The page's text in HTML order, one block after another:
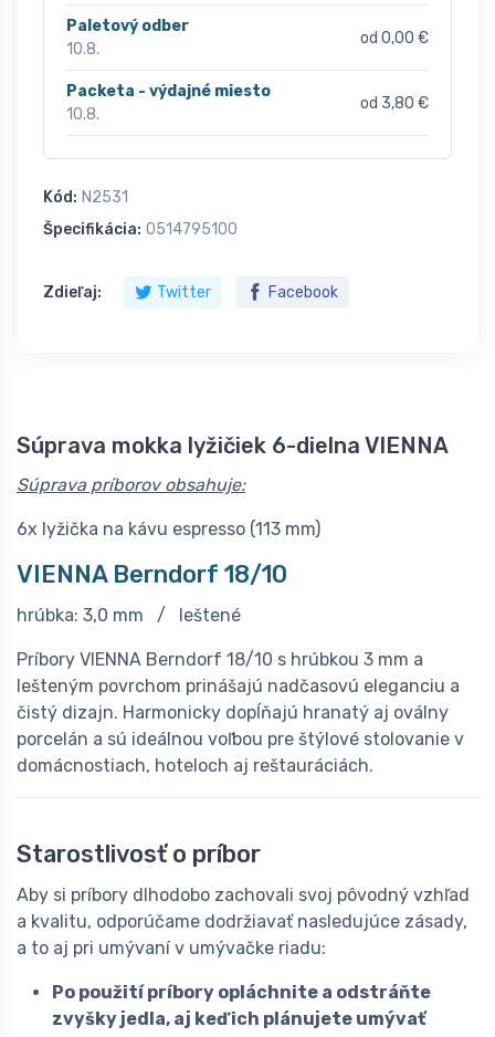
Paletový odber
10.8.
od 0,00 €
Packeta - výdajné miesto
10.8.
od 3,80 €
Kód: N2531
Špecifikácia: 0514795100
Zdieľaj: Twitter Facebook
Súprava mokka lyžičiek 6-dielna VIENNA
Súprava príborov obsahuje:
6x lyžička na kávu espresso (113 mm)
VIENNA Berndorf 18/10
hrúbka: 3,0 mm / leštené
Príbory VIENNA Berndorf 18/10 s hrúbkou 3 mm a
lešteným povrchom prinášajú nadčasovú eleganciu a
čistý dizajn. Harmonicky dopĺňajú hranatý aj oválny
porcelán a sú ideálnou voľbou pre štýlové stolovanie v
domácnostiach, hoteloch aj reštauráciách.
Starostlivosť o príbor
Aby si príbory dlhodobo zachovali svoj pôvodný vzhľad
a kvalitu, odporúčame dodržiavať nasledujúce zásady,
a to aj pri umývaní v umývačke riadu:
Po použití príbory opláchnite a odstráňte
zvyšky jedla, aj keď ich plánujete umývať